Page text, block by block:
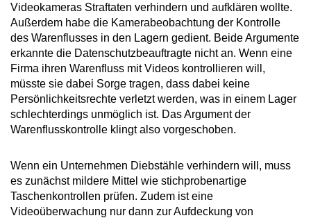
Videokameras Straftaten verhindern und aufklären wollte.
Außerdem habe die Kamerabeobachtung der Kontrolle
des Warenflusses in den Lagern gedient. Beide Argumente
erkannte die Datenschutzbeauftragte nicht an. Wenn eine
Firma ihren Warenfluss mit Videos kontrollieren will,
müsste sie dabei Sorge tragen, dass dabei keine
Persönlichkeitsrechte verletzt werden, was in einem Lager
schlechterdings unmöglich ist. Das Argument der
Warenflusskontrolle klingt also vorgeschoben.
Wenn ein Unternehmen Diebstähle verhindern will, muss
es zunächst mildere Mittel wie stichprobenartige
Taschenkontrollen prüfen. Zudem ist eine
Videoüberwachung nur dann zur Aufdeckung von